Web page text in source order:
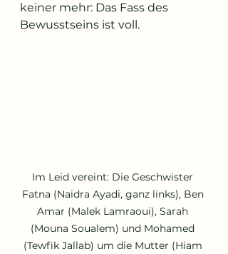
keiner mehr: Das Fass des
Bewusstseins ist voll.
Im Leid vereint: Die Geschwister
Fatna (Naidra Ayadi, ganz links), Ben
Amar (Malek Lamraoui), Sarah
(Mouna Soualem) und Mohamed
(Tewfik Jallab) um die Mutter (Hiam